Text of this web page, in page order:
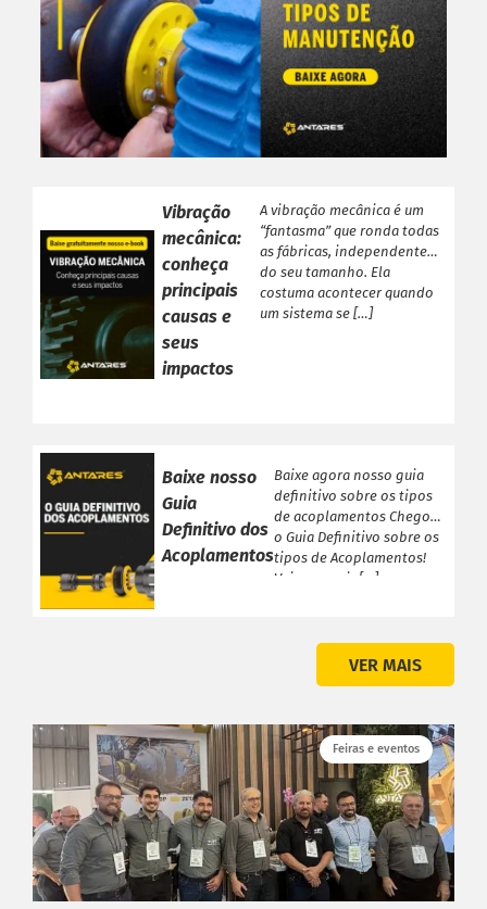
Vibração
mecânica:
conheça
principais
causas e
seus
impactos
A vibração mecânica é um
“fantasma” que ronda todas
as fábricas, independente
do seu tamanho. Ela
costuma acontecer quando
um sistema se […]
Baixe nosso
Guia
Definitivo dos
Acoplamentos
Baixe agora nosso guia
definitivo sobre os tipos
de acoplamentos Chegou
o Guia Definitivo sobre os
tipos de Acoplamentos!
Veja a seguir […]
VER MAIS
Feiras e eventos
PRODUTOS ANTARES
Linha Completa
Acoplamentos Flexíveis
Acoplamentos Elásticos
Acoplamentos de Engrenagens
Garantia
Catálogo
Dimensione seu acoplamento
Central de Downloads
INSTITUCIONAL
Distribuidores